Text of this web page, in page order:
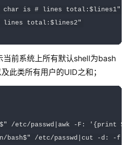
char is # lines total:$lines1"
lines total:$lines2"
当前系统上所有默认shell为bash
此类所有用户的UID之和；
/etc/ passwd awk - F :
'{print
bash$" /etc/ passwd cut - d : - f